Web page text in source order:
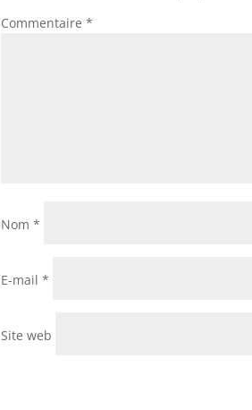
Commentaire *
Nom *
E-mail *
Site web